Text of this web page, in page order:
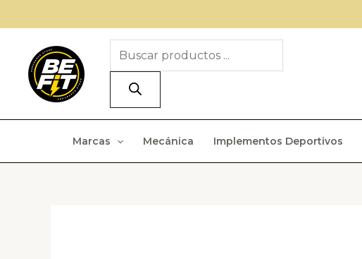
al
contenido
Búsqueda
de
productos
Marcas Mecánica Implementos Deportivos